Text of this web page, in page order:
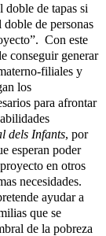
doble de tapas si
de personas
Con este
conseguir generar
filiales y
los
para afrontar
dels Infants, por
esperan poder
en otros
necesidades.
ayudar a
que se
de la pobreza